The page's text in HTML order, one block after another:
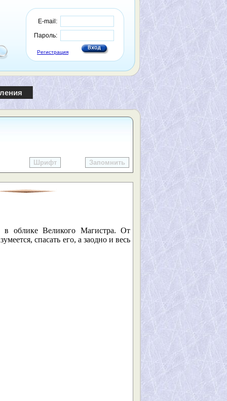
E-mail:
Пароль:
Регистрация
Шрифт Запомнить
облике Великого Магистра. От
спасать его, а заодно и весь